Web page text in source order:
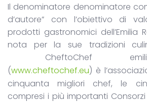
Il denominatore denominatore
d’autore” con l’obiettivo di
prodotti gastronomici dell’Emilia
nota per la sue tradizioni
CheftoChef
(www.cheftochef.eu) è
cinquanta migliori chef, le
compresi i più importanti